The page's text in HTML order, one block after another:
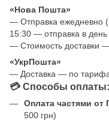
«Нова Пошта»
— Отправка ежедневно
15:30 — отправка в день
— Стоимость доставки
«УкрПошта»
— Доставка — по
💳 Способы оплаты:
Оплата частями от
500 грн)